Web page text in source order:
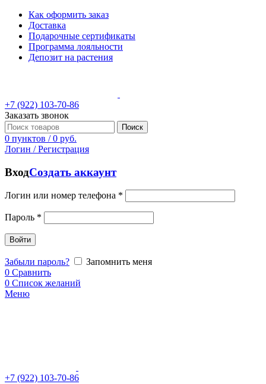
Как оформить заказ
Доставка
Подарочные сертификаты
Программа лояльности
Депозит на растения
+7 (922) 103-70-86
Заказать звонок
Поиск
0 пунктов / 0 руб.
Логин / Регистрация
ВходСоздать аккаунт
Логин или номер телефона *
Пароль *
Войти
Забыли пароль?
Запомнить меня
0 Сравнить
0 Список желаний
Меню
+7 (922) 103-70-86